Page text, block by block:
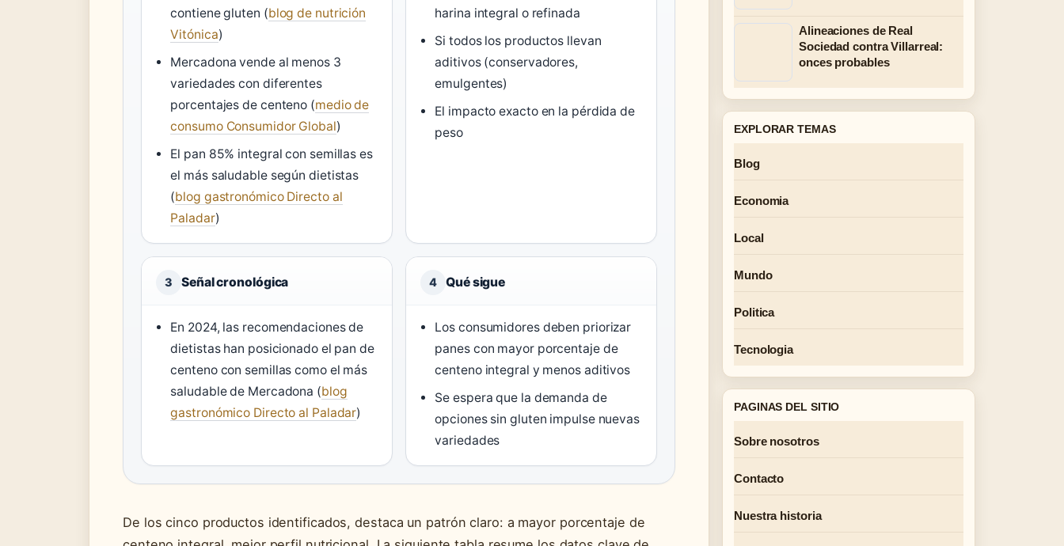
contiene gluten (blog de nutrición
Vitónica)
Mercadona vende al menos 3
variedades con diferentes
porcentajes de centeno (medio de
consumo Consumidor Global)
El pan 85% integral con semillas es
el más saludable según dietistas
(blog gastronómico Directo al
Paladar)
harina integral o refinada
Si todos los productos llevan
aditivos (conservadores,
emulgentes)
El impacto exacto en la pérdida de
peso
3 Señal cronológica
En 2024, las recomendaciones de
dietistas han posicionado el pan de
centeno con semillas como el más
saludable de Mercadona (blog
gastronómico Directo al Paladar)
4 Qué sigue
Los consumidores deben priorizar
panes con mayor porcentaje de
centeno integral y menos aditivos
Se espera que la demanda de
opciones sin gluten impulse nuevas
variedades
De los cinco productos identificados, destaca un patrón claro: a mayor porcentaje de
Alineaciones de Real
Sociedad contra Villarreal:
onces probables
EXPLORAR TEMAS
Blog
Economia
Local
Mundo
Politica
Tecnologia
PAGINAS DEL SITIO
Sobre nosotros
Contacto
Nuestra historia